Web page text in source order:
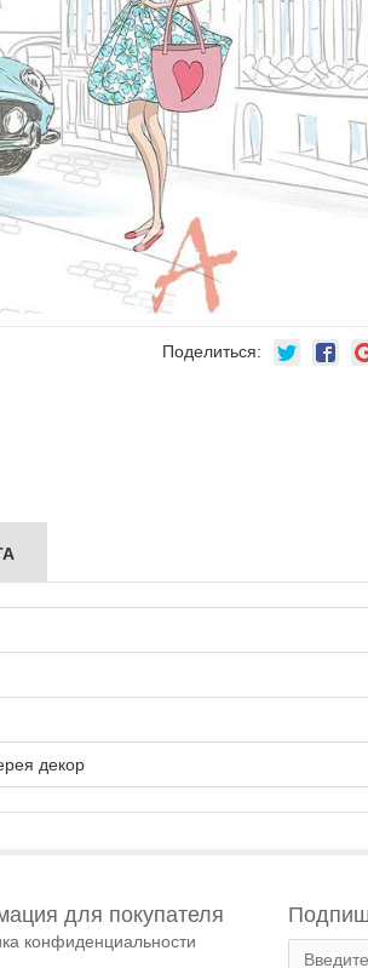
Поделиться:
декор
для покупателя
конфиденциальности